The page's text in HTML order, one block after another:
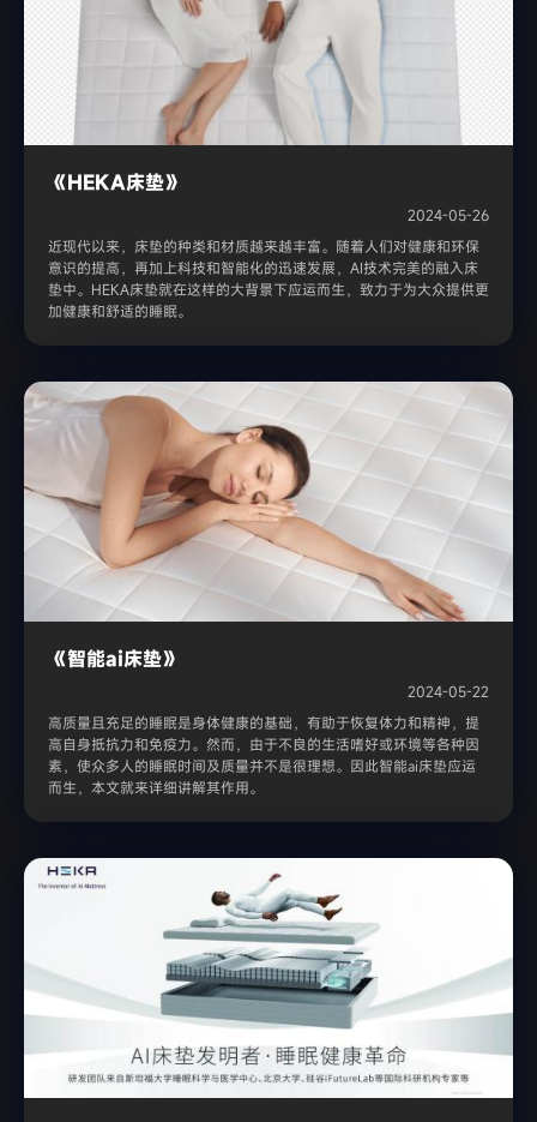
《HEKA床垫》
2024-05-26
近现代以来，床垫的种类和材质越来越丰富。随着人们对健康和环保
意识的提高，再加上科技和智能化的迅速发展，AI技术完美的融入床
垫中。HEKA床垫就在这样的大背景下应运而生，致力于为大众提供更
加健康和舒适的睡眠。
《智能ai床垫》
2024-05-22
高质量且充足的睡眠是身体健康的基础，有助于恢复体力和精神，提
高自身抵抗力和免疫力。然而，由于不良的生活嗜好或环境等各种因
素，使众多人的睡眠时间及质量并不是很理想。因此智能ai床垫应运
而生，本文就来详细讲解其作用。